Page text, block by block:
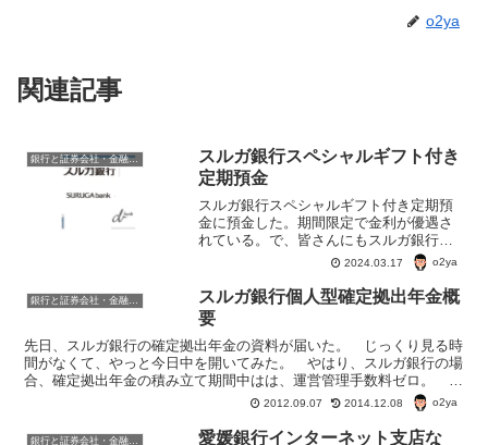
o2ya
関連記事
銀行と証券会社・金融商品
スルガ銀行スペシャルギフト付き
定期預金
スルガ銀行スペシャルギフト付き定期預
金に預金した。期間限定で金利が優遇さ
れている。で、皆さんにもスルガ銀行ス
ペシャルギフト付き定期預金をご紹介し
2024.03.17 o2ya
スルガ銀行個人型確定拠出年金概
要
先日、スルガ銀行の確定拠出年金の資料が届いた。 じっくり見る時
間がなくて、やっと今日中を開いてみた。 やはり、スルガ銀行の場
合、確定拠出年金の積み立て期間中はは、運営管理手数料ゼロ。 確
定拠出年金の対象となる投資信託の購入手数料はゼロのよう...
2012.09.07 2014.12.08 o2ya
愛媛銀行インターネット支店な